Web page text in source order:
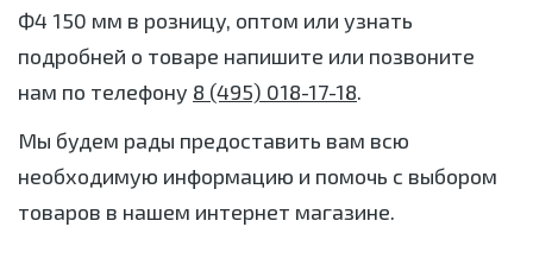
Ф4 150 мм в розницу, оптом или узнать
подробней о товаре напишите или позвоните
нам по телефону 8 (495) 018-17-18.
Мы будем рады предоставить вам всю
необходимую информацию и помочь с выбором
товаров в нашем интернет магазине.